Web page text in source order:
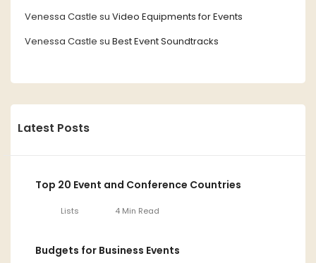
Venessa Castle su Video Equipments for Events
Venessa Castle su Best Event Soundtracks
Latest Posts
Top 20 Event and Conference Countries
Lists 4 Min Read
Budgets for Business Events